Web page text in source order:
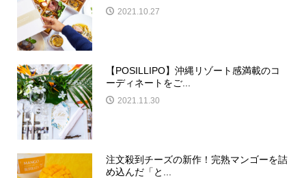
2021.10.27
【POSILLIPO】沖縄リゾート感満載のコ
ーディネートをご...
2021.11.30
注文殺到チーズの新作！完熟マンゴーを詰
め込んだ「と...